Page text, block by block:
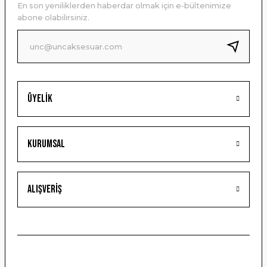
Ürün bilgilerinde hatalar bulunuyor.
Ürün fiyatı diğer sitelerden daha pahalı.
Bu ürüne benzer farklı alternatifler olmalı.
Gönder
Üyelik
Kurumsal
Alışveriş
En son yeniliklerden haberdar olmak için e-bültenimize
abone olabilirsiniz.